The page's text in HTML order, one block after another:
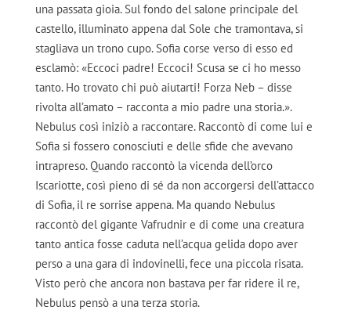
una passata gioia. Sul fondo del salone principale del
castello, illuminato appena dal Sole che tramontava, si
stagliava un trono cupo. Sofia corse verso di esso ed
esclamò: «Eccoci padre! Eccoci! Scusa se ci ho messo
tanto. Ho trovato chi può aiutarti! Forza Neb – disse
rivolta all’amato – racconta a mio padre una storia.».
Nebulus così iniziò a raccontare. Raccontò di come lui e
Sofia si fossero conosciuti e delle sfide che avevano
intrapreso. Quando raccontò la vicenda dell’orco
Iscariotte, così pieno di sé da non accorgersi dell’attacco
di Sofia, il re sorrise appena. Ma quando Nebulus
raccontò del gigante Vafrudnir e di come una creatura
tanto antica fosse caduta nell’acqua gelida dopo aver
perso a una gara di indovinelli, fece una piccola risata.
Visto però che ancora non bastava per far ridere il re,
Nebulus pensò a una terza storia.